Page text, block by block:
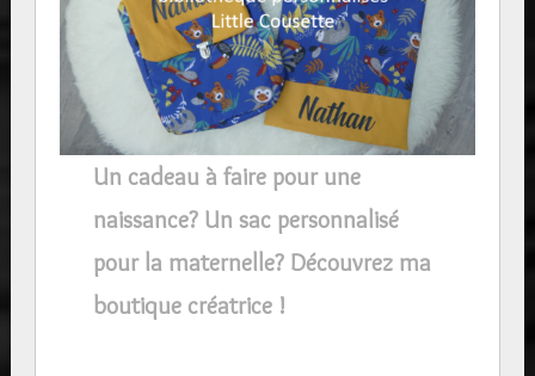
Un cadeau à faire pour une
naissance? Un sac personnalisé
pour la maternelle? Découvrez ma
boutique créatrice !